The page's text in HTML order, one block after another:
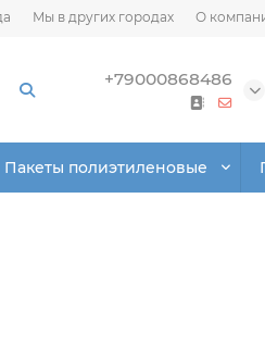
Мы в других городах О
+79000868486
Пакеты полиэтиленовые